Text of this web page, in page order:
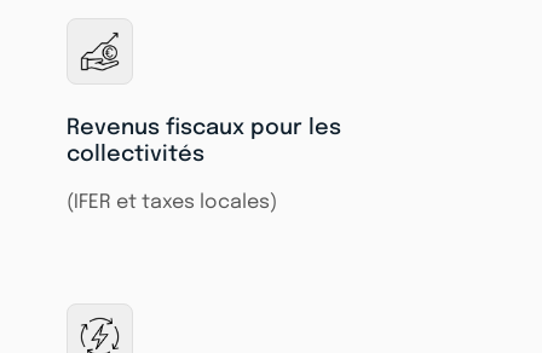
Revenus fiscaux pour les
collectivités
(IFER et taxes locales)